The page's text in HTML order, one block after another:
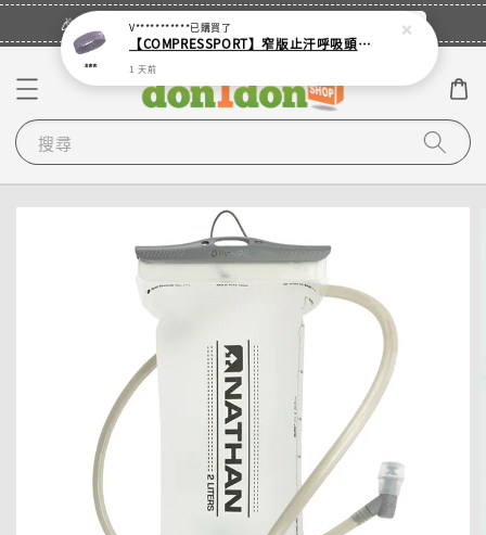
🎉登入會員・領取您的專屬折扣券！ 立即登入
搜尋
V***********已購買了
【COMPRESSPORT】窄版止汗呼吸頭帶2.0_【零碼】
1 天前